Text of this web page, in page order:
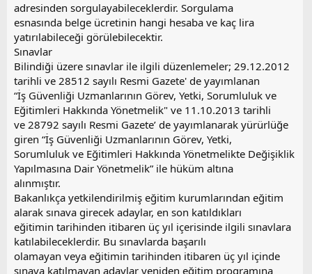
adresinden sorgulayabileceklerdir. Sorgulama
esnasında belge ücretinin hangi hesaba ve kaç lira
yatırılabileceği görülebilecektir.
Sınavlar
Bilindiği üzere sınavlar ile ilgili düzenlemeler; 29.12.2012
tarihli ve 28512 sayılı Resmi Gazete' de yayımlanan
“İş Güvenliği Uzmanlarının Görev, Yetki, Sorumluluk ve
Eğitimleri Hakkında Yönetmelik" ve 11.10.2013 tarihli
ve 28792 sayılı Resmi Gazete’ de yayımlanarak yürürlüğe
giren “İş Güvenliği Uzmanlarının Görev, Yetki,
Sorumluluk ve Eğitimleri Hakkında Yönetmelikte Değişiklik
Yapılmasına Dair Yönetmelik” ile hüküm altına
alınmıştır.
Bakanlıkça yetkilendirilmiş eğitim kurumlarından eğitim
alarak sınava girecek adaylar, en son katıldıkları
eğitimin tarihinden itibaren üç yıl içerisinde ilgili sınavlara
katılabileceklerdir. Bu sınavlarda başarılı
olamayan veya eğitimin tarihinden itibaren üç yıl içinde
sınava katılmayan adaylar yeniden eğitim programına